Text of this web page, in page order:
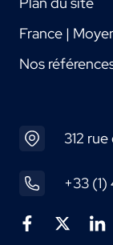
France |
Nos
312
+33